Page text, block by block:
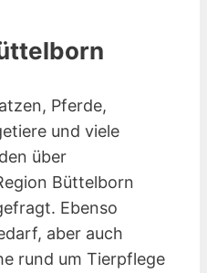
Pferde,
und viele
über
Büttelborn
Ebenso
aber auch
rund um Tierpflege